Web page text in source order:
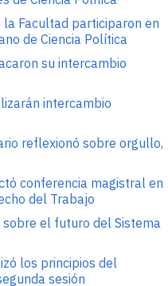
la Facultad participaron en
de Ciencia Política
su intercambio
intercambio
reflexionó sobre orgullo,
conferencia magistral en
del Trabajo
el futuro del Sistema
los principios del
sesión